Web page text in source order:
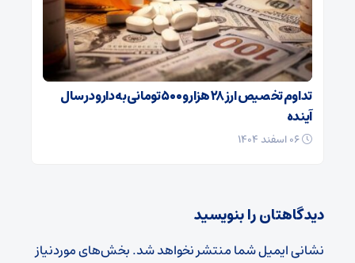
تداوم تخصیص ارز ۲۸ هزار و ۵۰۰ تومانی به دارو در سال
آینده
دیدگاهتان را بنویسید
نشانی ایمیل شما منتشر نخواهد شد.بخش‌های موردنیاز